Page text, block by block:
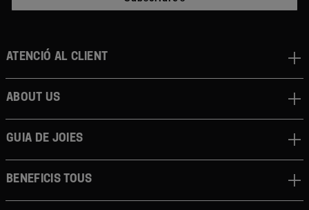
Atenció al client
About us
Guia de joies
Beneficis TOUS